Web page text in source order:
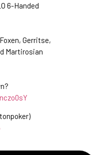
6-Handed
Gerritse,
Martirosian